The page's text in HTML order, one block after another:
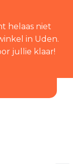
helaas niet
in Uden.
jullie klaar!